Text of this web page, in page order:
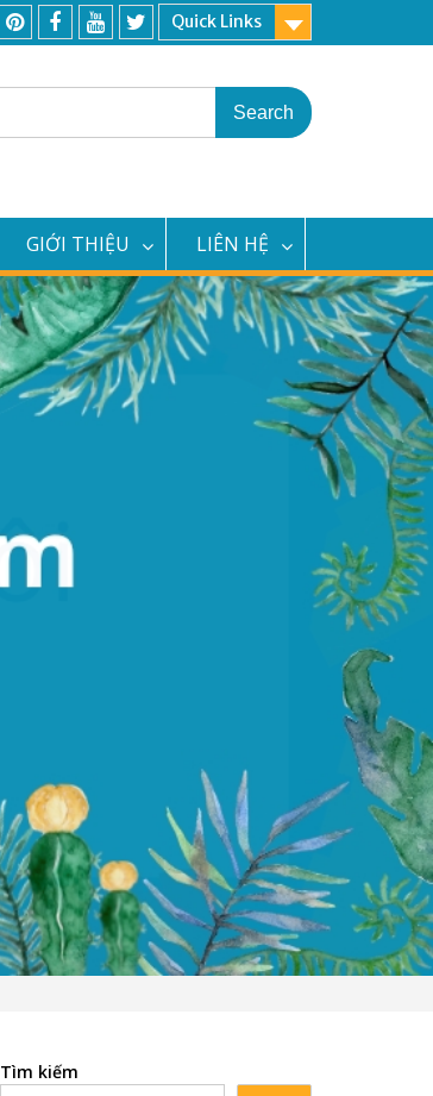
Quick Links
PinterestFacebookYoutubeTwitter
GIỚI THIỆU LIÊN HỆ
Tìm kiếm